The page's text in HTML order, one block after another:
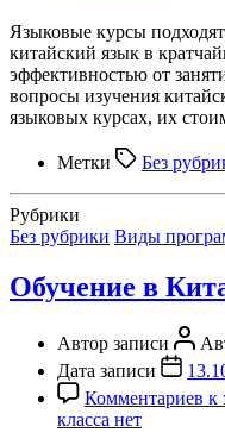
Языковые курсы
китайский язык в
эффективностью от
вопросы изучения
языковых курсах, их
Метки Без
Рубрики
Без рубрики Виды
Обучение в
Автор записи
Дата записи
Комментариев к
класса нет